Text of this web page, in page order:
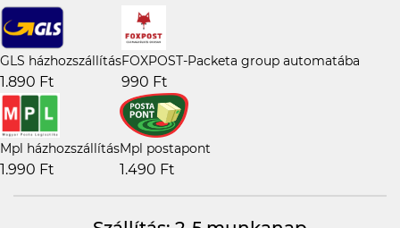
GLS házhozszállítás
1.890 Ft
FOXPOST-Packeta group automatába
990 Ft
Mpl házhozszállítás
1.990 Ft
Mpl postapont
1.490 Ft